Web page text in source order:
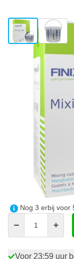
View largerView
Op voorraad
Uitvoering
Kies je aantal
4 stuks
€ 113,49
Nog 3 erbij voor
Voor 23:59 uur